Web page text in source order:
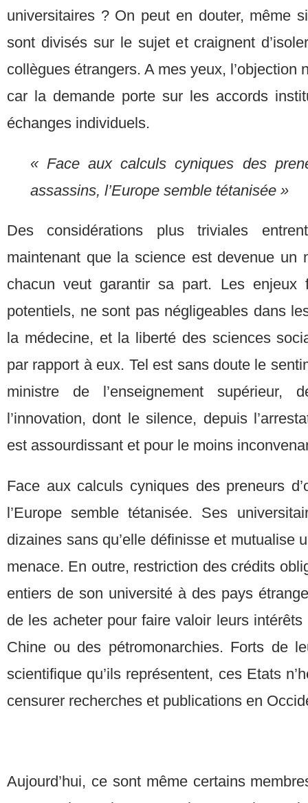
universitaires ? On peut en douter, même
sont divisés sur le sujet et craignent
collègues étrangers. A mes yeux, l’objection
car la demande porte sur les accords
échanges individuels.
« Face aux calculs cyniques des
assassins, l’Europe semble tétanisée »
Des considérations plus triviales
maintenant que la science est devenue un
chacun veut garantir sa part. Les enjeux
potentiels, ne sont pas négligeables dans
la médecine, et la liberté des sciences
par rapport à eux. Tel est sans doute le
ministre de l’enseignement
l’innovation, dont le silence, depuis
est assourdissant et pour le moins
Face aux calculs cyniques des preneurs
l’Europe semble tétanisée. Ses
dizaines sans qu’elle définisse et mutualise
menace. En outre, restriction des crédits
entiers de son université à des pays
de les acheter pour faire valoir leurs intérêts
Chine ou des pétromonarchies. Forts de
scientifique qu’ils représentent, ces Etats
censurer recherches et publications en
Aujourd’hui, ce sont même certains